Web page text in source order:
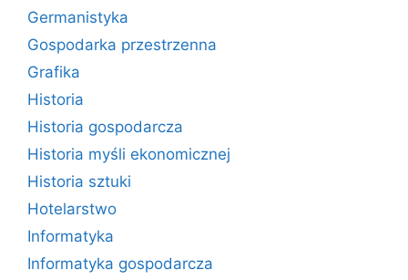
Germanistyka
Gospodarka przestrzenna
Grafika
Historia
Historia gospodarcza
Historia myśli ekonomicznej
Historia sztuki
Hotelarstwo
Informatyka
Informatyka gospodarcza